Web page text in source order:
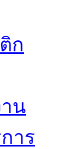
ก
น
าร